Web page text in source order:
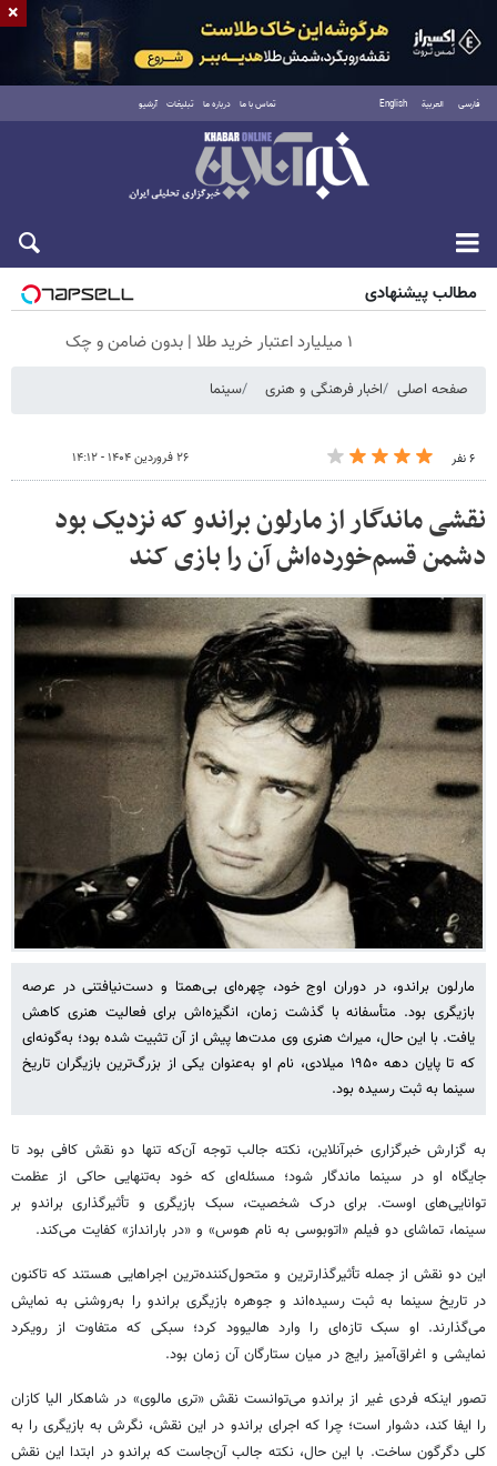
فارسی العربية English تماس با ما درباره ما تبلیغات آرشیو
جمعه ۱۶ مرداد ۱۴۰۵
مطالب پیشنهادی
۱ میلیارد اعتبار خرید طلا | بدون ضامن و چک
صفحه اصلی اخبار فرهنگی و هنری سینما
۶ نفر ۲۶ فروردین ۱۴۰۴ - ۱۴:۱۲
نقشی ماندگار از مارلون براندو که نزدیک بود
دشمن قسم‌خورده‌اش آن را بازی کند
مارلون براندو، در دوران اوج خود، چهره‌ای بی‌همتا و دست‌نیافتنی در عرصه
بازیگری بود. متأسفانه با گذشت زمان، انگیزه‌اش برای فعالیت هنری کاهش
یافت. با این حال، میراث هنری وی مدت‌ها پیش از آن تثبیت شده بود؛ به‌گونه‌ای
که تا پایان دهه ۱۹۵۰ میلادی، نام او به‌عنوان یکی از بزرگ‌ترین بازیگران تاریخ
سینما به ثبت رسیده بود.
به گزارش خبرگزاری خبرآنلاین، نکته جالب توجه آن‌که تنها دو نقش کافی بود تا
جایگاه او در سینما ماندگار شود؛ مسئله‌ای که خود به‌تنهایی حاکی از عظمت
توانایی‌های اوست. برای درک شخصیت، سبک بازیگری و تأثیرگذاری براندو بر
سینما، تماشای دو فیلم «اتوبوسی به نام هوس» و «در بارانداز» کفایت می‌کند.
این دو نقش از جمله تأثیرگذارترین و متحول‌کننده‌ترین اجراهایی هستند که تاکنون
در تاریخ سینما به ثبت رسیده‌اند و جوهره بازیگری براندو را به‌روشنی به نمایش
می‌گذارند. او سبک تازه‌ای را وارد هالیوود کرد؛ سبکی که متفاوت از رویکرد
نمایشی و اغراق‌آمیز رایج در میان ستارگان آن زمان بود.
تصور اینکه فردی غیر از براندو می‌توانست نقش «تری مالوی» در شاهکار الیا کازان
را ایفا کند، دشوار است؛ چرا که اجرای براندو در این نقش، نگرش به بازیگری را به
کلی دگرگون ساخت. با این حال، نکته جالب آن‌جاست که براندو در ابتدا این نقش
×